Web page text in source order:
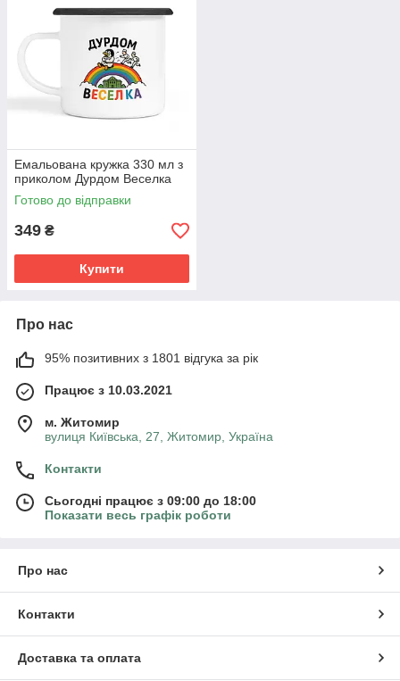
Емальована кружка 330 мл з
приколом Дурдом Веселка
Готово до відправки
349 ₴
Купити
Про нас
95% позитивних з 1801 відгука за рік
Працює з 10.03.2021
м. Житомир
вулиця Київська, 27, Житомир, Україна
Контакти
Сьогодні працює з 09:00 до 18:00
Показати весь графік роботи
Про нас
Контакти
Доставка та оплата